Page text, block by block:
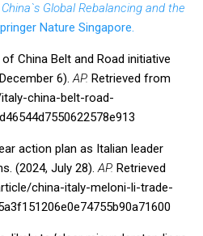
China`s Global Rebalancing and the
Nature Singapore.
China Belt and Road initiative
6).AP. Retrieved from
china-belt-road-
action plan as Italian leader
(2024, July 28).AP. Retrieved
china-italy-meloni-li-trade-